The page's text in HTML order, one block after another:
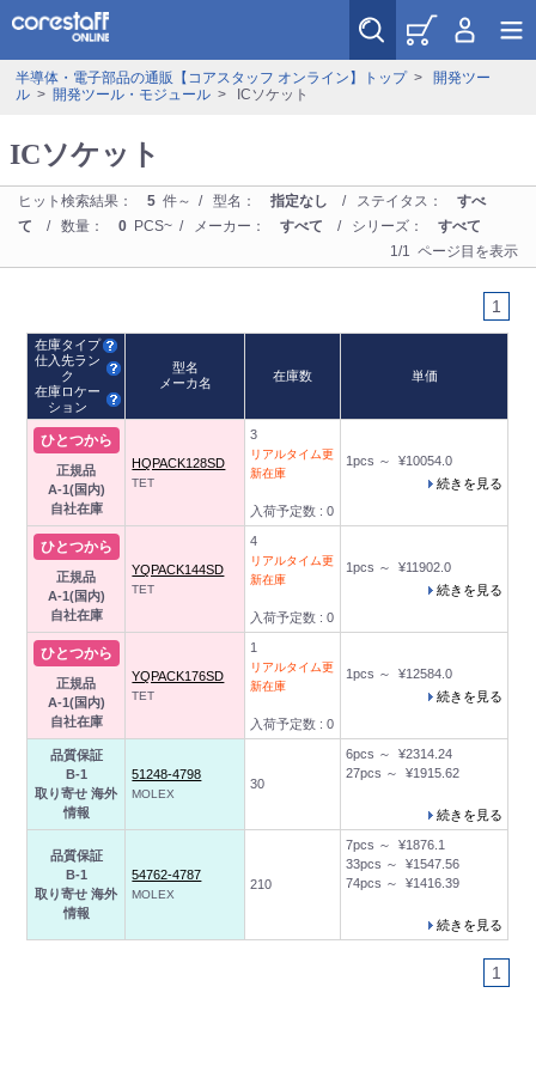
半導体・電子部品の通販【コアスタッフ オンライン】トップ> 開発ツー
ル> 開発ツール・モジュール> ICソケット
ICソケット
ヒット検索結果： 5 件～ / 型名： 指定なし / ステイタス：
すべ
て
/ 数量： 0 PCS~ / メーカー： すべて / シリーズ：
すべて
1/1 ページ目を表示
1
在庫タイプ
仕入先ラン
ク
在庫ロケー
ション
型名
メーカ名
在庫数 単価
ひとつから
正規品
A-1(国内)
自社在庫
HQPACK128SD
TET
3
リアルタイム更
新在庫
入荷予定数 : 0
1pcs ～ ¥10054.0
続きを見る
ひとつから
正規品
A-1(国内)
自社在庫
YQPACK144SD
TET
4
リアルタイム更
新在庫
入荷予定数 : 0
1pcs ～ ¥11902.0
続きを見る
ひとつから
正規品
A-1(国内)
自社在庫
YQPACK176SD
TET
1
リアルタイム更
新在庫
入荷予定数 : 0
1pcs ～ ¥12584.0
続きを見る
品質保証
B-1
取り寄せ海外
情報
51248-4798
MOLEX
30
6pcs ～ ¥2314.24
27pcs ～ ¥1915.62
続きを見る
品質保証
B-1
取り寄せ海外
情報
54762-4787
MOLEX
210
7pcs ～ ¥1876.1
33pcs ～ ¥1547.56
74pcs ～ ¥1416.39
続きを見る
1